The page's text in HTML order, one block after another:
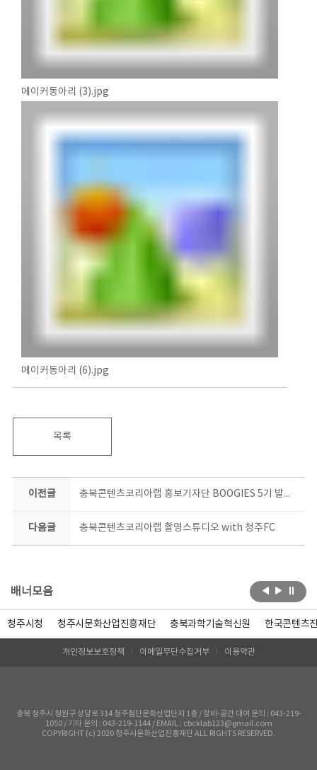
메이커동아리 (3).jpg
메이커동아리 (6).jpg
목록
이전글 충북콘텐츠코리아랩 홍보기자단 BOOGIES 5기 발대식
다음글 충북콘텐츠코리아랩 촬영스튜디오 with 청주FC
배너모음
청주시청 청주시문화산업진흥재단 충북과학기술혁신원 한국콘텐츠
개인정보보호정책 이메일무단수집거부 이용약관
충북 청주시 청원구 상당로 314 청주첨단문화산업단지 1층 / 장비-공간 대여 문의 : 043-219-
1050 / 기타 문의 : 043-219-1144 / EMAIL : cbcklab123@gmail.com
COPYRIGHT (c) 2020 청주시문화산업진흥재단 ALL RIGHTS RESERVED.